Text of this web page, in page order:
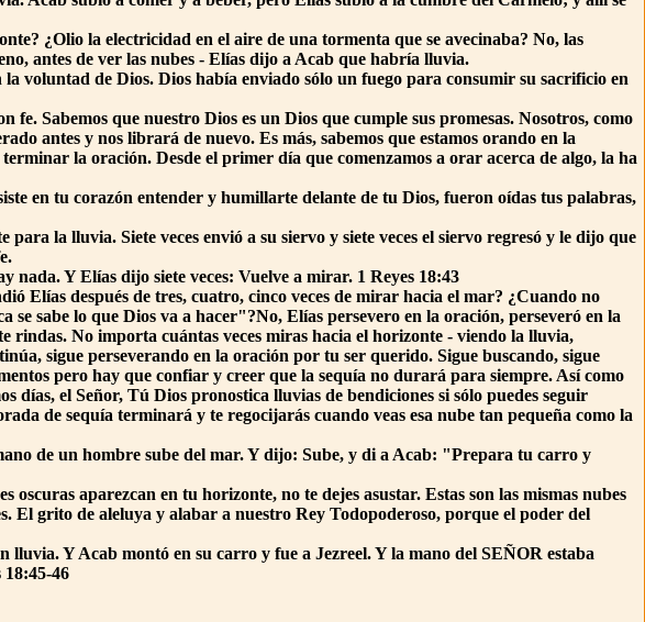
¿Olio la electricidad en el aire de una tormenta que se avecinaba? No, las
antes de ver las nubes - Elías dijo a Acab que habría lluvia.
voluntad de Dios. Dios había enviado sólo un fuego para consumir su sacrificio en
Sabemos que nuestro Dios es un Dios que cumple sus promesas. Nosotros, como
antes y nos librará de nuevo. Es más, sabemos que estamos orando en la
la oración. Desde el primer día que comenzamos a orar acerca de algo, la ha
en tu corazón entender y humillarte delante de tu Dios, fueron oídas tus palabras,
la lluvia. Siete veces envió a su siervo y siete veces el siervo regresó y le dijo que
Y Elías dijo siete veces: Vuelve a mirar. 1 Reyes 18:43
Elías después de tres, cuatro, cinco veces de mirar hacia el mar? ¿Cuando no
sabe lo que Dios va a hacer"?No, Elías persevero en la oración, perseveró en la
rindas. No importa cuántas veces miras hacia el horizonte - viendo la lluvia,
sigue perseverando en la oración por tu ser querido. Sigue buscando, sigue
pero hay que confiar y creer que la sequía no durará para siempre. Así como
el Señor, Tú Dios pronostica lluvias de bendiciones si sólo puedes seguir
de sequía terminará y te regocijarás cuando veas esa nube tan pequeña como la
de un hombre sube del mar. Y dijo: Sube, y di a Acab: "Prepara tu carro y
aparezcan en tu horizonte, no te dejes asustar. Estas son las mismas nubes
El grito de aleluya y alabar a nuestro Rey Todopoderoso, porque el poder del
lluvia. Y Acab montó en su carro y fue a Jezreel. Y la mano del SEÑOR estaba
18:45-46